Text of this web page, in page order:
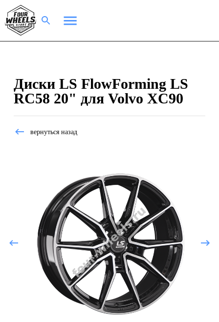
Диски LS FlowForming LS
RC58 20" для Volvo XC90
вернуться назад